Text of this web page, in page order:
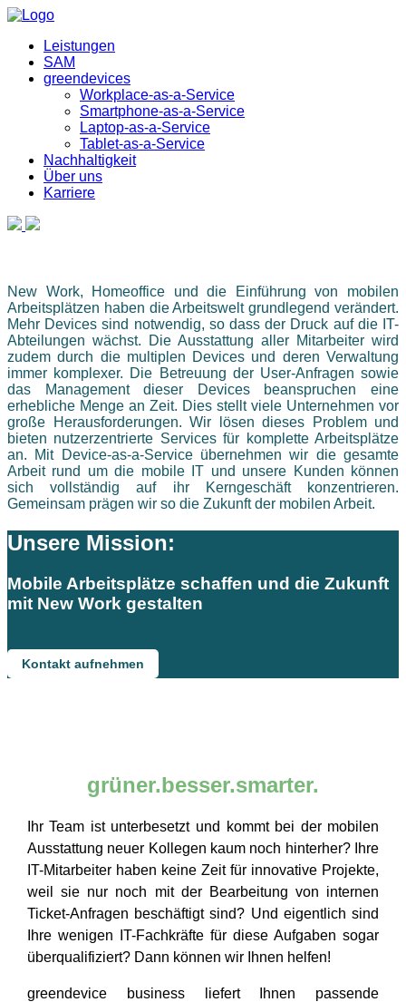
Leistungen
SAM
greendevices
Workplace-as-a-Service
Smartphone-as-a-Service
Laptop-as-a-Service
Tablet-as-a-Service
Nachhaltigkeit
Über uns
Karriere
New Work, Homeoffice und die Einführung von mobilen
Arbeitsplätzen haben die Arbeitswelt grundlegend verändert.
Mehr Devices sind notwendig, so dass der Druck auf die IT-
Abteilungen wächst. Die Ausstattung aller Mitarbeiter wird
zudem durch die multiplen Devices und deren Verwaltung
immer komplexer. Die Betreuung der User-Anfragen sowie
das Management dieser Devices beanspruchen eine
erhebliche Menge an Zeit. Dies stellt viele Unternehmen vor
große Herausforderungen. Wir lösen dieses Problem und
bieten nutzerzentrierte Services für komplette Arbeitsplätze
an. Mit Device-as-a-Service übernehmen wir die gesamte
Arbeit rund um die mobile IT und unsere Kunden können
sich vollständig auf ihr Kerngeschäft konzentrieren.
Gemeinsam prägen wir so die Zukunft der mobilen Arbeit.
Unsere Mission:
Mobile Arbeitsplätze schaffen und die Zukunft
mit New Work gestalten
Kontakt aufnehmen
grüner.besser.smarter.
Ihr Team ist unterbesetzt und kommt bei der mobilen
Ausstattung neuer Kollegen kaum noch hinterher? Ihre
IT-Mitarbeiter haben keine Zeit für innovative Projekte,
weil sie nur noch mit der Bearbeitung von internen
Ticket-Anfragen beschäftigt sind? Und eigentlich sind
Ihre wenigen IT-Fachkräfte für diese Aufgaben sogar
überqualifiziert? Dann können wir Ihnen helfen!
greendevice business liefert Ihnen passende